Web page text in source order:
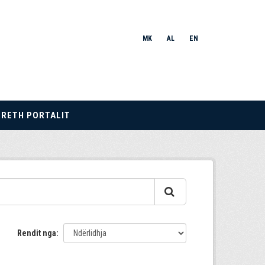
MK AL EN
PORTALIT
Rendit nga